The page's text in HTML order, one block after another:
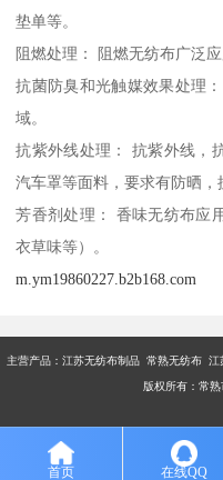
垫单等。
阻燃处理： 阻燃无纺布广泛
抗菌防臭和光触媒效果处理
域。
抗紫外线处理： 抗紫外线，
汽车罩等面料，要求有防晒，
芳香剂处理： 香味无纺布应
衣草味等）。
m.ym19860227.b2b168.com
主营产品：江苏无纺布制品 常熟无纺布
版权所有：常
首页 在线QQ